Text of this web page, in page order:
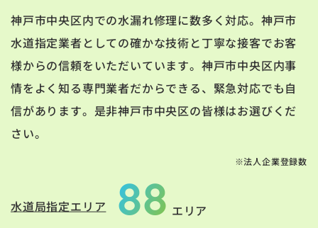
神戸市中央区内での水漏れ修理に数多く対応。神戸市
水道指定業者としての確かな技術と丁寧な接客でお客
様からの信頼をいただいています。神戸市中央区内事
情をよく知る専門業者だからできる、緊急対応でも自
信があります。是非神戸市中央区の皆様はお選びくだ
さい。
※法人企業登録数
水道局指定エリア 88 エリア